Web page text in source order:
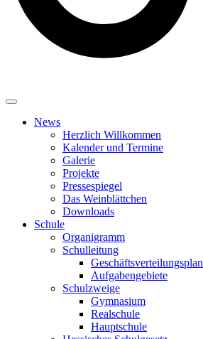
News
Herzlich Willkommen
Kalender und Termine
Galerie
Projekte
Pressespiegel
Das Weinblättchen
Downloads
Schule
Organigramm
Schulleitung
Geschäftsverteilungsplan
Aufgabengebiete
Schulzweige
Gymnasium
Realschule
Hauptschule